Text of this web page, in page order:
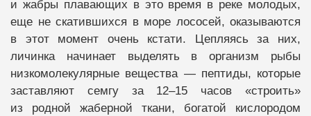
и жабры плавающих в это время в реке молодых,
еще не скатившихся в море лососей, оказываются
в этот момент очень кстати. Цепляясь за них,
личинка начинает выделять в организм рыбы
низкомолекулярные вещества — пептиды, которые
заставляют семгу за 12–15 часов «строить»
из родной жаберной ткани, богатой кислородом